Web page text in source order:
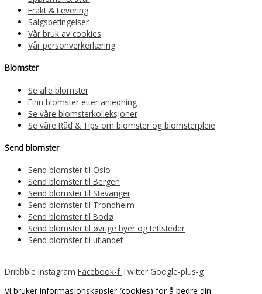
Frakt & Levering
Salgsbetingelser
Vår bruk av cookies
Vår personverkerlæring
Blomster
Se alle blomster
Finn blomster etter anledning
Se våre blomsterkolleksjoner
Se våre Råd & Tips om blomster og blomsterpleie
Send blomster
Send blomster til Oslo
Send blomster til Bergen
Send blomster til Stavanger
Send blomster til Trondheim
Send blomster til Bodø
Send blomster til øvrige byer og tettsteder
Send blomster til utlandet
Dribbble Instagram Facebook-f Twitter Google-plus-g
Vi bruker informasjonskapsler (cookies) for å bedre din